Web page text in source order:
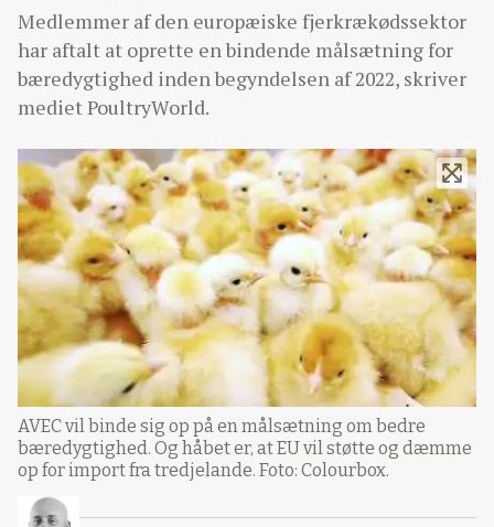
Medlemmer af den europæiske fjerkrækødssektor
har aftalt at oprette en bindende målsætning for
bæredygtighed inden begyndelsen af ​​2022, skriver
mediet PoultryWorld.
AVEC vil binde sig op på en målsætning om bedre
bæredygtighed. Og håbet er, at EU vil støtte og dæmme
op for import fra tredjelande. Foto: Colourbox.